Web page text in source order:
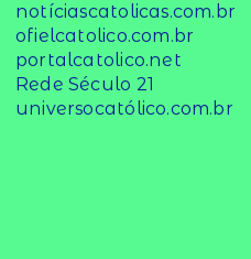
notíciascatolicas.com.br
ofielcatolico.com.br
portalcatolico.net
Rede Século 21
universocatólico.com.br